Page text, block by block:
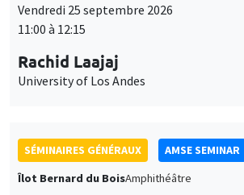
Vendredi 25 septembre 2026
11:00 à 12:15
Rachid Laajaj
University of Los Andes
SÉMINAIRES GÉNÉRAUX
AMSE SEMINAR
Îlot Bernard du BoisAmphithéâtre